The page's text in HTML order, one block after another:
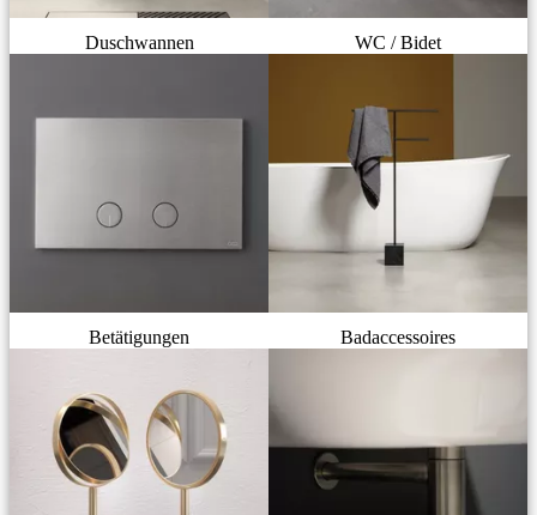
Duschwannen WC / Bidet
Betätigungen Badaccessoires